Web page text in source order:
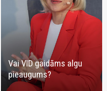
Vai VID gaidāms algu
pieaugums?